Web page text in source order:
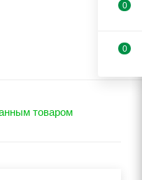
товаром
0
0